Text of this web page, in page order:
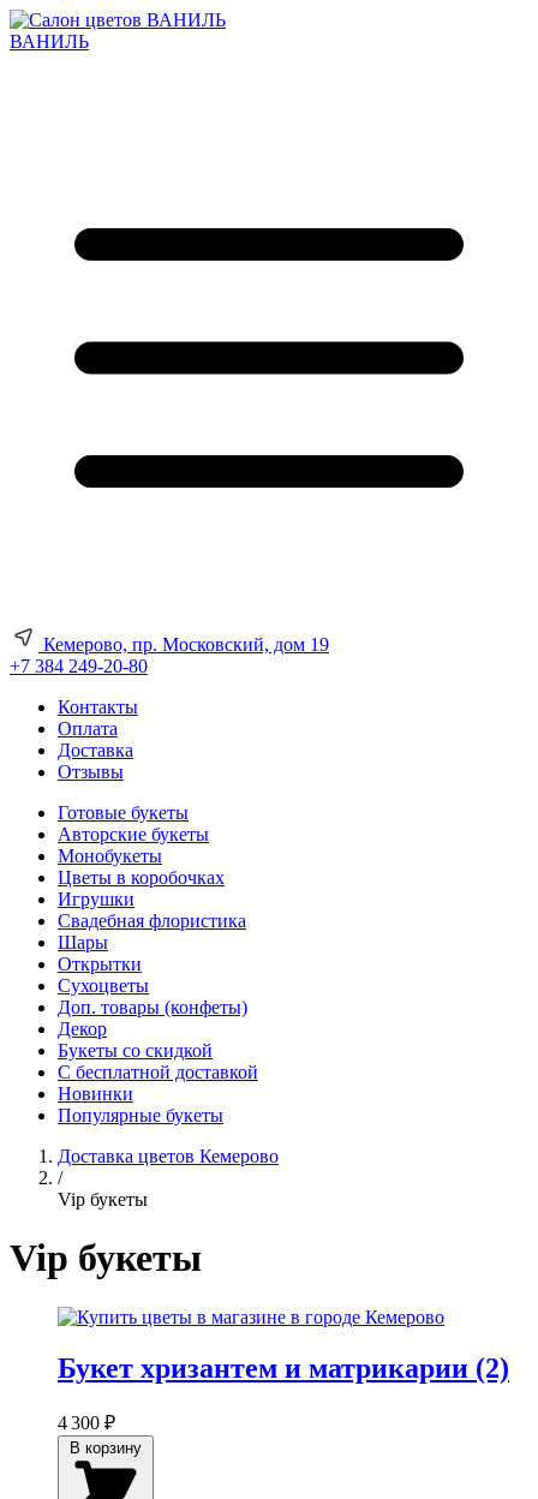
ВАНИЛЬ
Кемерово, пр. Московский, дом 19
+7 384 249-20-80
Контакты
Оплата
Доставка
Отзывы
Готовые букеты
Авторские букеты
Монобукеты
Цветы в коробочках
Игрушки
Свадебная флористика
Шары
Открытки
Сухоцветы
Доп. товары (конфеты)
Декор
Букеты со скидкой
С бесплатной доставкой
Новинки
Популярные букеты
Доставка цветов Кемерово
/
Vip букеты
Vip букеты
Букет хризантем и матрикарии (2)
4 300 ₽